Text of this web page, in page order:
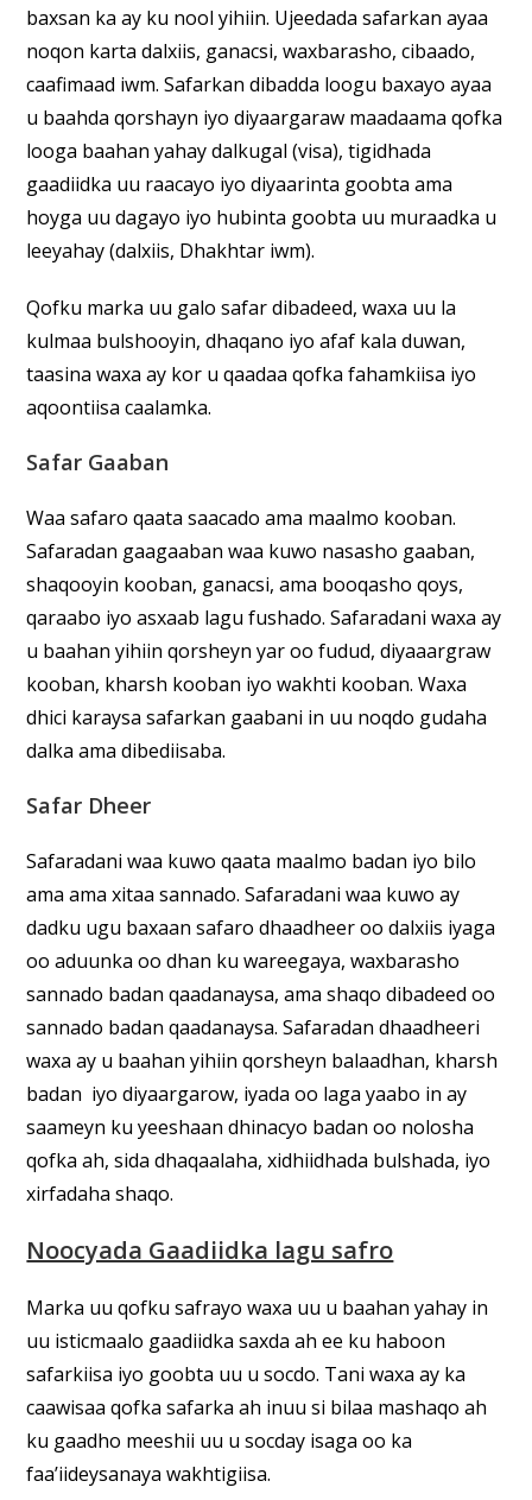
baxsan ka ay ku nool yihiin. Ujeedada safarkan ayaa
noqon karta dalxiis, ganacsi, waxbarasho, cibaado,
caafimaad iwm. Safarkan dibadda loogu baxayo ayaa
u baahda qorshayn iyo diyaargaraw maadaama qofka
looga baahan yahay dalkugal (visa), tigidhada
gaadiidka uu raacayo iyo diyaarinta goobta ama
hoyga uu dagayo iyo hubinta goobta uu muraadka u
leeyahay (dalxiis, Dhakhtar iwm).
Qofku marka uu galo safar dibadeed, waxa uu la
kulmaa bulshooyin, dhaqano iyo afaf kala duwan,
taasina waxa ay kor u qaadaa qofka fahamkiisa iyo
aqoontiisa caalamka.
Safar Gaaban
Waa safaro qaata saacado ama maalmo kooban.
Safaradan gaagaaban waa kuwo nasasho gaaban,
shaqooyin kooban, ganacsi, ama booqasho qoys,
qaraabo iyo asxaab lagu fushado. Safaradani waxa ay
u baahan yihiin qorsheyn yar oo fudud, diyaaargraw
kooban, kharsh kooban iyo wakhti kooban. Waxa
dhici karaysa safarkan gaabani in uu noqdo gudaha
dalka ama dibediisaba.
Safar Dheer
Safaradani waa kuwo qaata maalmo badan iyo bilo
ama ama xitaa sannado. Safaradani waa kuwo ay
dadku ugu baxaan safaro dhaadheer oo dalxiis iyaga
oo aduunka oo dhan ku wareegaya, waxbarasho
sannado badan qaadanaysa, ama shaqo dibadeed oo
sannado badan qaadanaysa. Safaradan dhaadheeri
waxa ay u baahan yihiin qorsheyn balaadhan, kharsh
badan iyo diyaargarow, iyada oo laga yaabo in ay
saameyn ku yeeshaan dhinacyo badan oo nolosha
qofka ah, sida dhaqaalaha, xidhiidhada bulshada, iyo
xirfadaha shaqo.
Noocyada Gaadiidka lagu safro
Marka uu qofku safrayo waxa uu u baahan yahay in
uu isticmaalo gaadiidka saxda ah ee ku haboon
safarkiisa iyo goobta uu u socdo. Tani waxa ay ka
caawisaa qofka safarka ah inuu si bilaa mashaqo ah
ku gaadho meeshii uu u socday isaga oo ka
faa’iideysanaya wakhtigiisa.